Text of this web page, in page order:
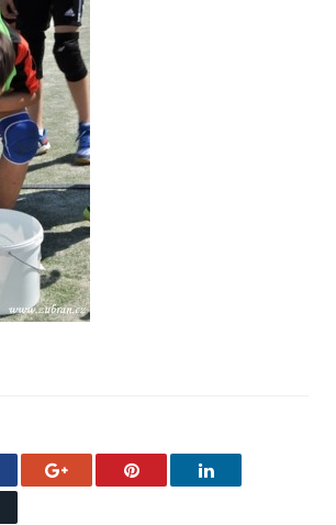
Google+ Pinterest LinkedIn